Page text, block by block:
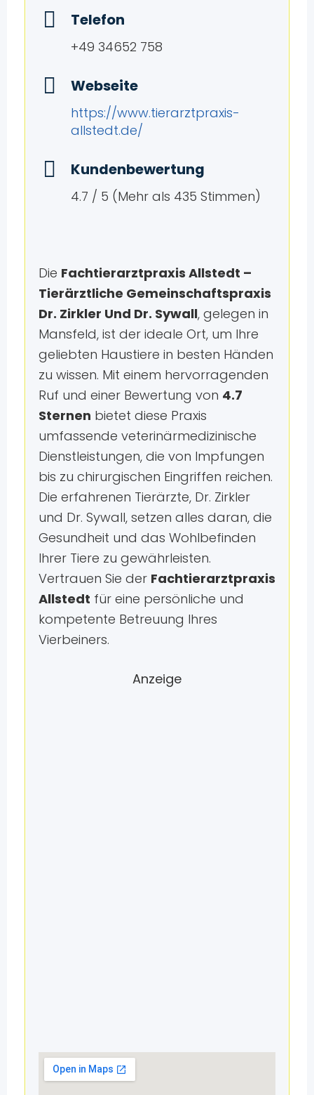
Telefon
+49 34652 758
Webseite
https://www.tierarztpraxis-
allstedt.de/
Kundenbewertung
4.7 / 5 (Mehr als 435 Stimmen)
Die Fachtierarztpraxis Allstedt –
Tierärztliche Gemeinschaftspraxis
Dr. Zirkler Und Dr. Sywall, gelegen in
Mansfeld, ist der ideale Ort, um Ihre
geliebten Haustiere in besten Händen
zu wissen. Mit einem hervorragenden
Ruf und einer Bewertung von 4.7
Sternen bietet diese Praxis
umfassende veterinärmedizinische
Dienstleistungen, die von Impfungen
bis zu chirurgischen Eingriffen reichen.
Die erfahrenen Tierärzte, Dr. Zirkler
und Dr. Sywall, setzen alles daran, die
Gesundheit und das Wohlbefinden
Ihrer Tiere zu gewährleisten.
Vertrauen Sie der Fachtierarztpraxis
Allstedt für eine persönliche und
kompetente Betreuung Ihres
Vierbeiners.
Anzeige